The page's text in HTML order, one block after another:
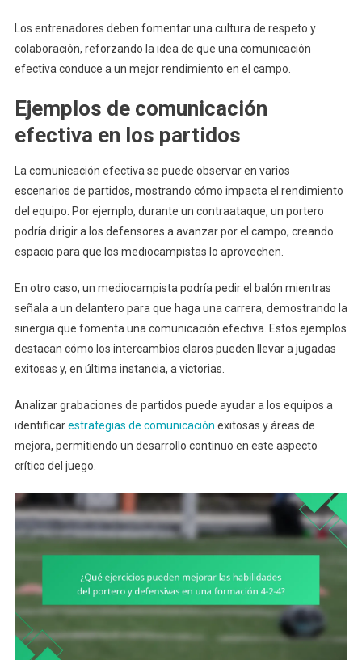
Los entrenadores deben fomentar una cultura de respeto y
colaboración, reforzando la idea de que una comunicación
efectiva conduce a un mejor rendimiento en el campo.
Ejemplos de comunicación
efectiva en los partidos
La comunicación efectiva se puede observar en varios
escenarios de partidos, mostrando cómo impacta el rendimiento
del equipo. Por ejemplo, durante un contraataque, un portero
podría dirigir a los defensores a avanzar por el campo, creando
espacio para que los mediocampistas lo aprovechen.
En otro caso, un mediocampista podría pedir el balón mientras
señala a un delantero para que haga una carrera, demostrando la
sinergia que fomenta una comunicación efectiva. Estos ejemplos
destacan cómo los intercambios claros pueden llevar a jugadas
exitosas y, en última instancia, a victorias.
Analizar grabaciones de partidos puede ayudar a los equipos a
identificarestrategias de comunicación exitosas y áreas de
mejora, permitiendo un desarrollo continuo en este aspecto
crítico del juego.